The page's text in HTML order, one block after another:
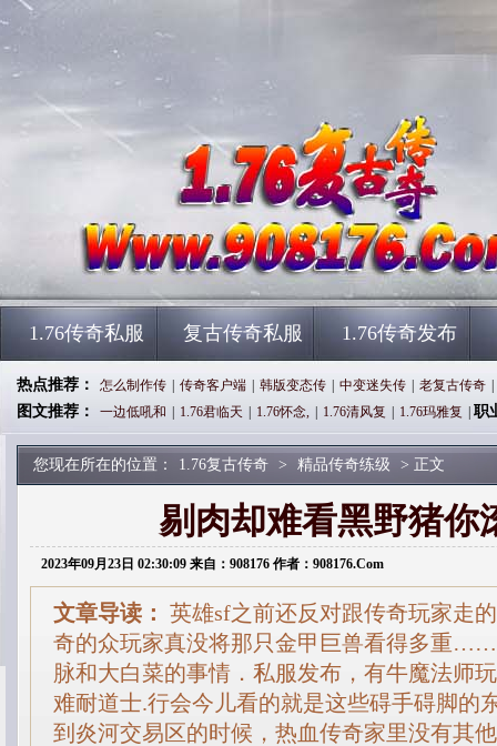
1.76传奇私服 复古传奇私服 1.76传奇发布
热点推荐： 怎么制作传 传奇客户端 韩版变态传 中变迷失传 老复古传奇
图文推荐： 一边低吼和 1.76君临天 1.76怀念, 1.76清风复 1.76玛雅复 职
您现在所在的位置： 1.76复古传奇 > 精品传奇练级 > 正文
剔肉却难看黑野猪你
2023年09月23日 02:30:09 来自：908176 作者：908176.Com
文章导读： 英雄sf之前还反对跟传奇玩家走
奇的众玩家真没将那只金甲巨兽看得多重
脉和大白菜的事情．私服发布，有牛魔法师
难耐道士.行会今儿看的就是这些碍手碍脚的
到炎河交易区的时候，热血传奇家里没有其